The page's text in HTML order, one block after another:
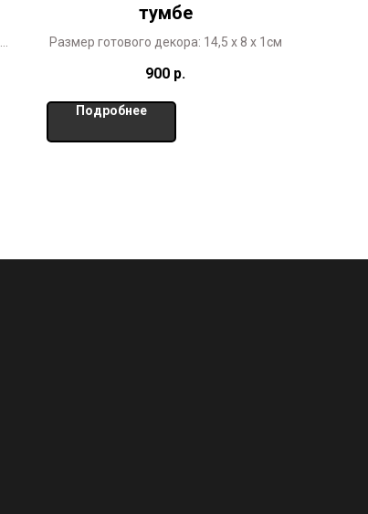
тумбе
Размер готового декора: 14,5 х 8 х 1см
900 р.
Подробнее